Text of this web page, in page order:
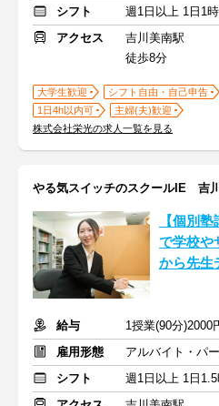
シフト
週1日以上 1日1
アクセス
吉川美南駅
徒歩8分
大学生歓迎 シフト自由・自己申告
1日4h以内可
主婦(夫)歓迎
株式会社栄光の求人一覧を見る
やる気スイッチのスクールIE 吉
【個別
で学校や
から先
給与
1授業(90分)2000
雇用形態
アルバイト・パ
シフト
週1日以上 1日